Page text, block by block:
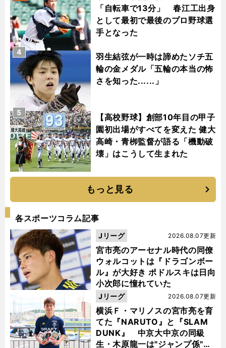
「自転車で13分」 春江工出身
として最初で最後のプロ野球選
手となった
羽生結弦が一時は諦めたソチ五
輪の金メダル「五輪の本当の怖
さを知った......」
4
【高校野球】創部10年目の甲子
園初出場がすべてを変えた 健大
高崎・青栁監督が語る「機動破
壊」はこうして生まれた
5
もっと見る
各スポーツコラム記事
宮市亮のアーセナル時代の同僚
ウォルコットは『ドラゴンボー
ル』が大好き ポドルスキは日向
小次郎に憧れていた
2026.08.07更新
Jリーグ
横浜Ｆ・マリノスの宮市亮を育
てた『NARUTO』と『SLAM
DUNK』 中京大中京の同級
生・木原龍一は"ジャンプ係"だ
2026.08.07更新
Jリーグ